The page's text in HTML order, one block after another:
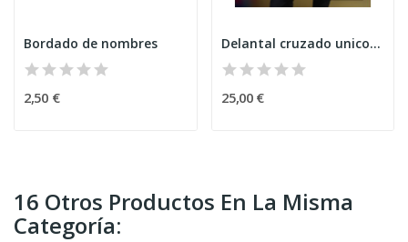
Bordado de nombres
2,50 €
Delantal cruzado unicornio
25,00 €
16 Otros Productos En La Misma
Categoría: